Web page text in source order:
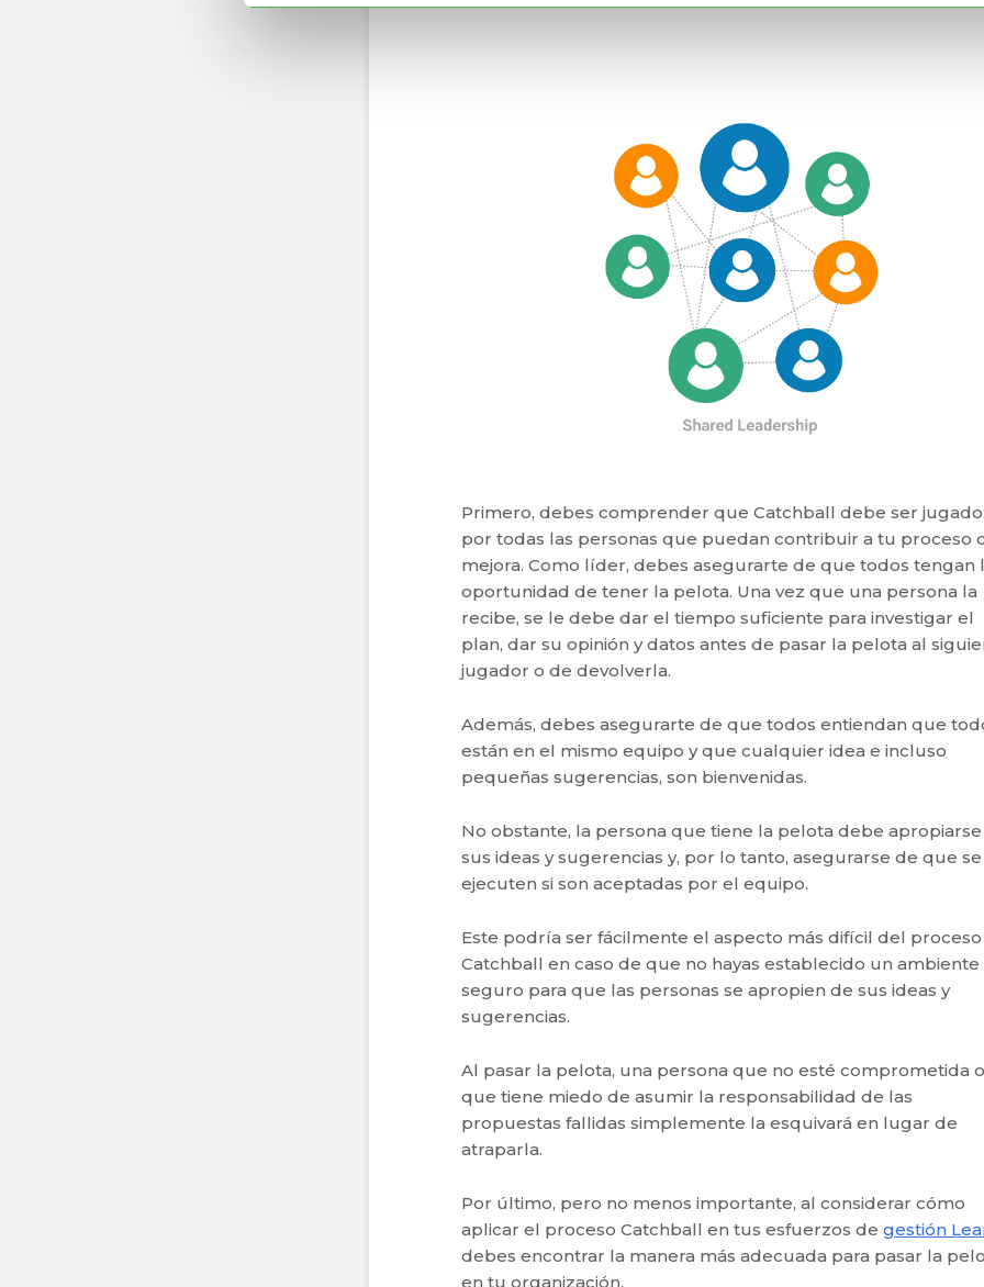
Primero, debes comprender que Catchball debe ser jugado
por todas las personas que puedan contribuir a tu proceso
mejora. Como líder, debes asegurarte de que todos tengan
oportunidad de tener la pelota. Una vez que una persona la
recibe, se le debe dar el tiempo suficiente para investigar el
plan, dar su opinión y datos antes de pasar la pelota al
jugador o de devolverla.
Además, debes asegurarte de que todos entiendan que
están en el mismo equipo y que cualquier idea e incluso
pequeñas sugerencias, son bienvenidas.
No obstante, la persona que tiene la pelota debe
sus ideas y sugerencias y, por lo tanto, asegurarse de que se
ejecuten si son aceptadas por el equipo.
Este podría ser fácilmente el aspecto más difícil del
Catchball en caso de que no hayas establecido un ambiente
seguro para que las personas se apropien de sus ideas y
sugerencias.
Al pasar la pelota, una persona que no esté comprometida o
que tiene miedo de asumir la responsabilidad de las
propuestas fallidas simplemente la esquivará en lugar de
atraparla.
Por último, pero no menos importante, al considerar cómo
aplicar el proceso Catchball en tus esfuerzos de gestión
debes encontrar la manera más adecuada para pasar la
en tu organización.